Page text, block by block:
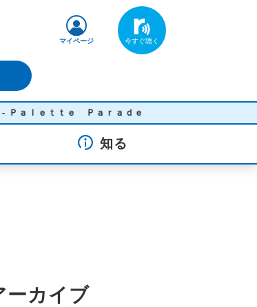
マイページ
ｅ Ｐａｒａｄｅ
知る
ーカイブ